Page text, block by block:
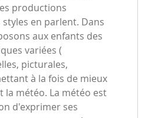
productions
en parlent. Dans
aux enfants des
variées (
picturales,
à la fois de mieux
météo. La météo est
d'exprimer ses